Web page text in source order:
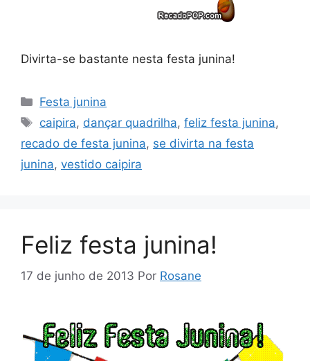
Divirta-se bastante nesta festa junina!
Categorias
Festa junina
Tags
caipira, dançar quadrilha,feliz festa junina,
recado de festa junina, se divirta na festa
junina, vestido caipira
Feliz festa junina!
17 de junho de 2013 Por Rosane